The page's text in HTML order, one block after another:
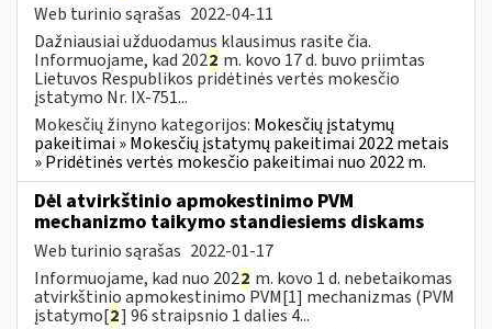
Web turinio sąrašas 2022-04-11
Dažniausiai užduodamus klausimus rasite čia.
Informuojame, kad 2022 m. kovo 17 d. buvo priimtas
Lietuvos Respublikos pridėtinės vertės mokesčio
įstatymo Nr. IX-751...
Mokesčių žinyno kategorijos: Mokesčių įstatymų
pakeitimai » Mokesčių įstatymų pakeitimai 2022 metais
» Pridėtinės vertės mokesčio pakeitimai nuo 2022 m.
Dėl atvirkštinio apmokestinimo PVM
mechanizmo taikymo standiesiems diskams
Web turinio sąrašas 2022-01-17
Informuojame, kad nuo 2022 m. kovo 1 d. nebetaikomas
atvirkštinio apmokestinimo PVM[1] mechanizmas (PVM
įstatymo[2] 96 straipsnio 1 dalies 4...